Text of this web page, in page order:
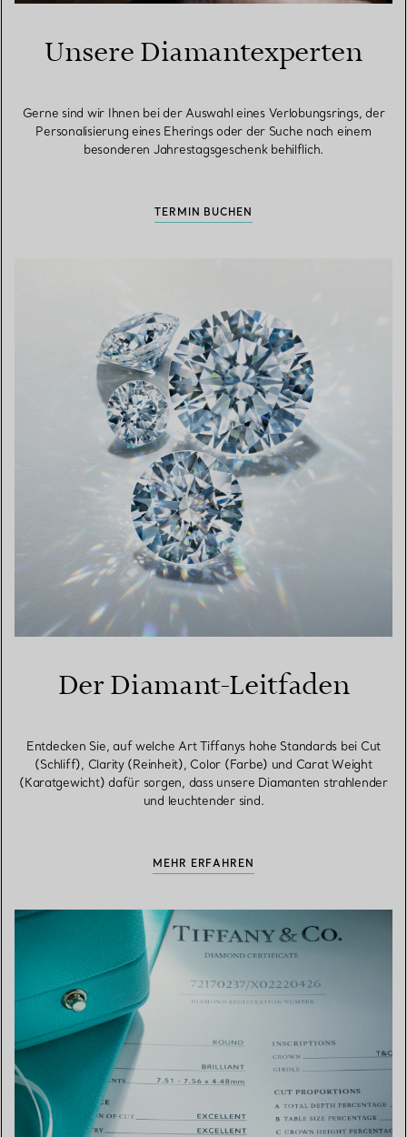
Unsere Diamantexperten
Gerne sind wir Ihnen bei der Auswahl eines Verlobungsrings, der
Personalisierung eines Eherings oder der Suche nach einem
besonderen Jahrestagsgeschenk behilflich.
TERMIN BUCHEN
Der Diamant-Leitfaden
Entdecken Sie, auf welche Art Tiffanys hohe Standards bei Cut
(Schliff), Clarity (Reinheit), Color (Farbe) und Carat Weight
(Karatgewicht) dafür sorgen, dass unsere Diamanten strahlender
und leuchtender sind.
MEHR ERFAHREN